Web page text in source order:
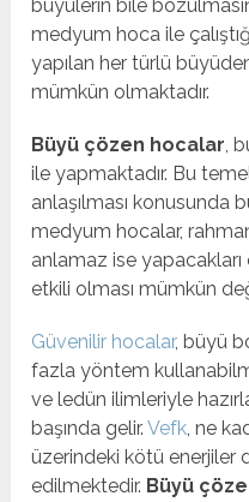
büyülerin bile
medyum hoca ile
yapılan her türlü
mümkün olmaktadır.
Büyü çözen hocalar,
ile yapmaktadır. Bu
anlaşılması konusunda
medyum hocalar,
anlamaz ise yapacakları
etkili olması mümkün
Güvenilir hocalar, büyü
fazla yöntem
ve ledün ilimleriyle
başında gelir.Vefk, ne
üzerindeki kötü enerjiler
edilmektedir. Büyü